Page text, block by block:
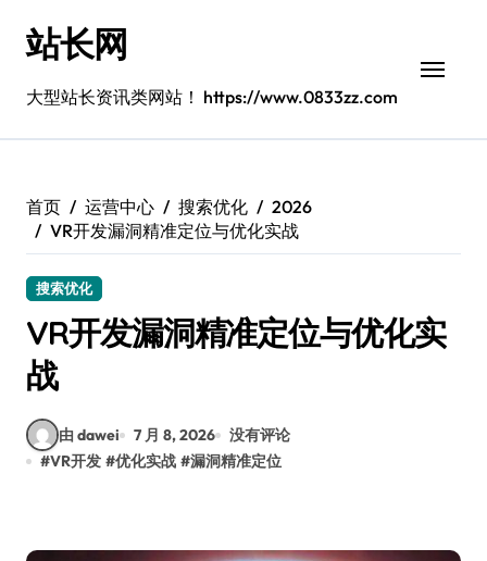
站长网
大型站长资讯类网站！ https://www.0833zz.com
首页 运营中心 搜索优化
2026
VR开发漏洞精准定位与优化实战
搜索优化
VR开发漏洞精准定位与优化实
战
由 dawei 7 月 8, 2026
没有评论
#VR开发 #优化实战 #漏洞精准定位